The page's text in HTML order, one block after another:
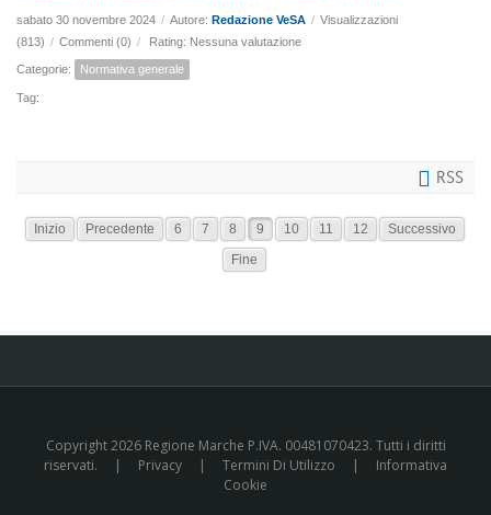
sabato 30 novembre 2024 / Autore: Redazione VeSA / Visualizzazioni
(813) / Commenti (0) / Rating: Nessuna valutazione
Categorie: Normativa generale
Tag:
RSS
Inizio Precedente 6 7 8 9 10 11 12
Successivo
Fine
Copyright 2026 Regione Marche P.IVA. 00481070423. Tutti i diritti
riservati.
| Privacy | Termini Di Utilizzo |
Informativa
Cookie